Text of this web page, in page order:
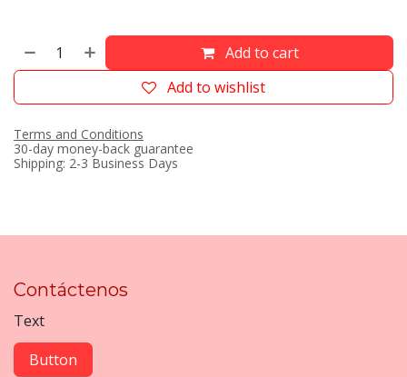
Add to cart
Add to wishlist
Terms and Conditions
30-day money-back guarantee
Shipping: 2-3 Business Days
Contáctenos
Text
Button